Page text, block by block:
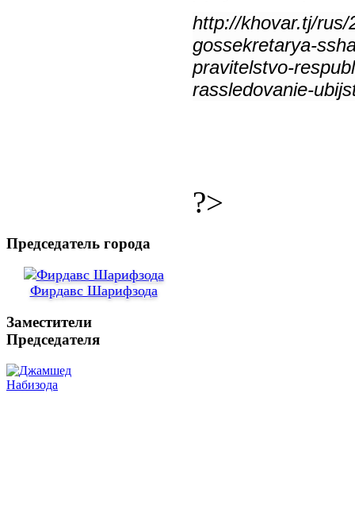
http://khovar.tj/rus/
gossekretarya-
pravitelstvo-
rassledovanie-
?>
Председатель города
Фирдавс Шарифзода
Заместители
Председателя